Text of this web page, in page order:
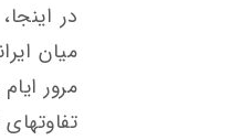
در
میان
مرور